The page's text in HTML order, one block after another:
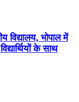
भोपाल में
के साथ